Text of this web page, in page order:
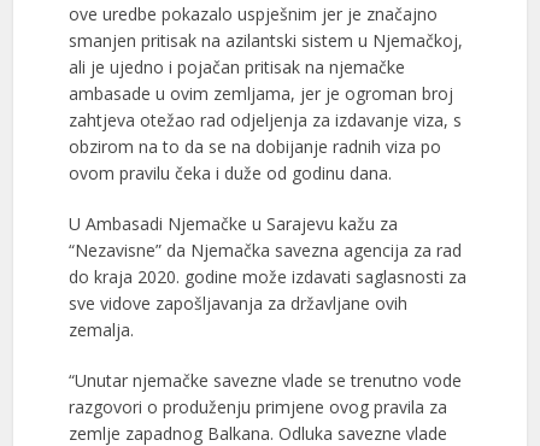
ove uredbe pokazalo uspješnim jer je značajno
smanjen pritisak na azilantski sistem u Njemačkoj,
ali je ujedno i pojačan pritisak na njemačke
ambasade u ovim zemljama, jer je ogroman broj
zahtjeva otežao rad odjeljenja za izdavanje viza, s
obzirom na to da se na dobijanje radnih viza po
ovom pravilu čeka i duže od godinu dana.
U Ambasadi Njemačke u Sarajevu kažu za
“Nezavisne” da Njemačka savezna agencija za rad
do kraja 2020. godine može izdavati saglasnosti za
sve vidove zapošljavanja za državljane ovih
zemalja.
“Unutar njemačke savezne vlade se trenutno vode
razgovori o produženju primjene ovog pravila za
zemlje zapadnog Balkana. Odluka savezne vlade